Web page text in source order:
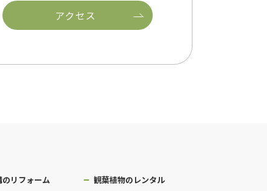
アクセス
のリフォーム 観葉植物のレンタル